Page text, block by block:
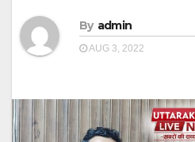
By admin
AUG 3, 2022